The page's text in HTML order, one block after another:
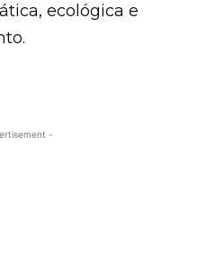
ecológica e
-